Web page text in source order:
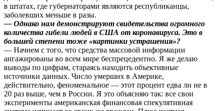
в штатах, где губернаторами являются республиканцы,
заболевших меньше в разы.
— Однако нам демонстрируют свидетельства огромного
количества гибели людей в США от коронавируса. Это в
большей степени тоже «картинки устрашения»?
— Начнем с того, что средства массовой информации
ангажированы во всем мире беспрецедентно. Я же делаю
выводы по цифрам, стараясь находить объективные
источники данных. Число умерших в Америке,
действительно, феноменальное — этот процент едва ли не в
20 раз выше, чем в России. Я это объясняю так: все свои
эксперименты американская финансовая спекулятивная